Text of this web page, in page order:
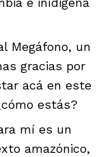
Megáfono, un
gracias por
acá en este
estás?
mí es un
amazónico,